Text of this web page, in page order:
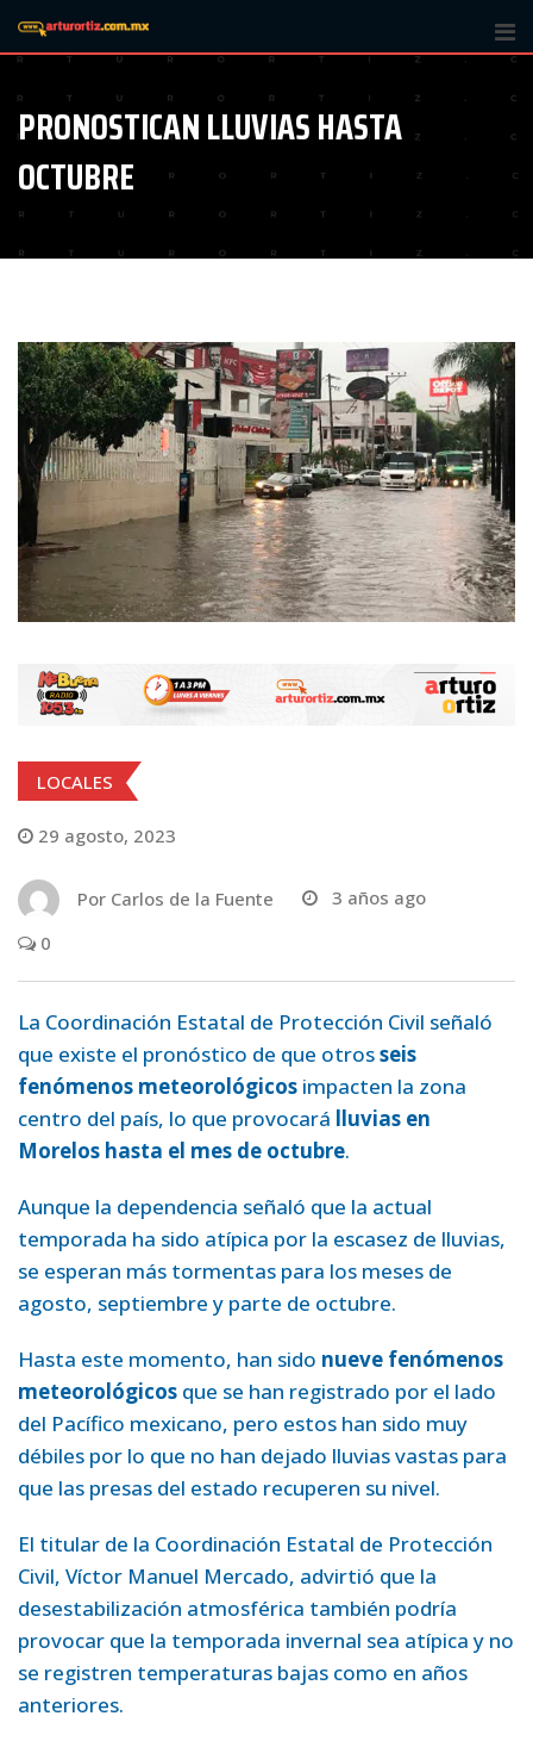
PRONOSTICAN LLUVIAS HASTA
OCTUBRE
LOCALES
29 agosto, 2023
Por Carlos de la Fuente
3 años ago
0
La Coordinación Estatal de Protección Civil señaló
que existe el pronóstico de que otrosseis
fenómenos meteorológicos impacten la zona
centro del país, lo que provocará lluvias en
Morelos hasta el mes de octubre.
Aunque la dependencia señaló que la actual
temporada ha sido atípica por la escasez de lluvias,
se esperan más tormentas para los meses de
agosto, septiembre y parte de octubre.
Hasta este momento, han sido nueve fenómenos
meteorológicos que se han registrado por el lado
del Pacífico mexicano, pero estos han sido muy
débiles por lo que no han dejado lluvias vastas para
que las presas del estado recuperen su nivel.
El titular de la Coordinación Estatal de Protección
Civil, Víctor Manuel Mercado, advirtió que la
desestabilización atmosférica también podría
provocar que la temporada invernal sea atípica y no
se registren temperaturas bajas como en años
anteriores.